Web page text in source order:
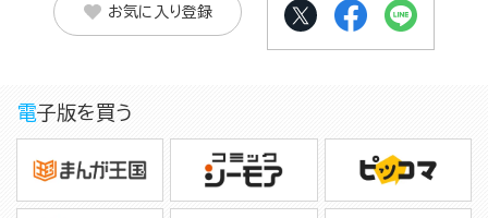
お気に入り登録
電子版を買う